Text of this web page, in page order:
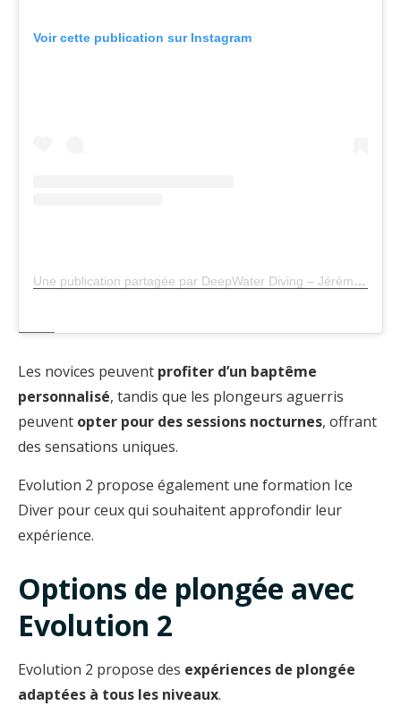
Voir cette publication sur Instagram
Une publication partagée par DeepWater Diving – Jérémy Lacoste (@jeremylacoste_)
Les novices peuvent profiter d’un baptême
personnalisé, tandis que les plongeurs aguerris
peuvent opter pour des sessions nocturnes, offrant
des sensations uniques.
Evolution 2 propose également une formation Ice
Diver pour ceux qui souhaitent approfondir leur
expérience.
Options de plongée avec
Evolution 2
Evolution 2 propose des expériences de plongée
adaptées à tous les niveaux.